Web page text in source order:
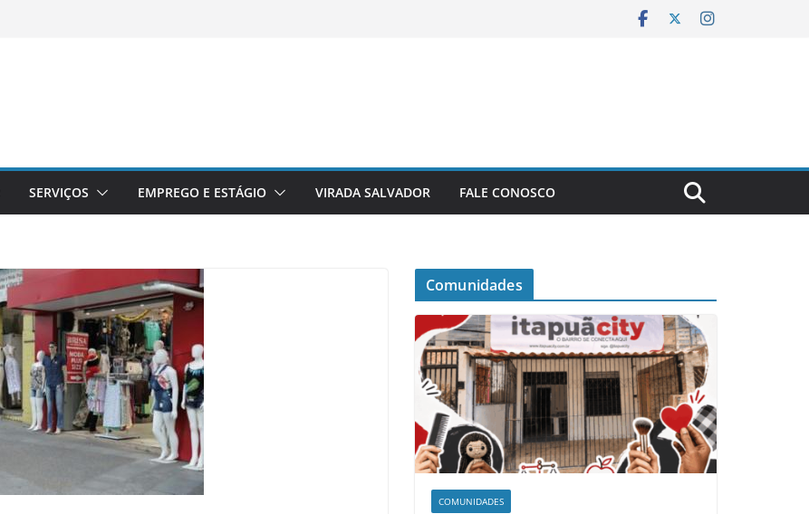
SERVIÇOS EMPREGO E ESTÁGIO VIRADA SALVADOR FALE CONOSCO
Comunidades
COMUNIDADES